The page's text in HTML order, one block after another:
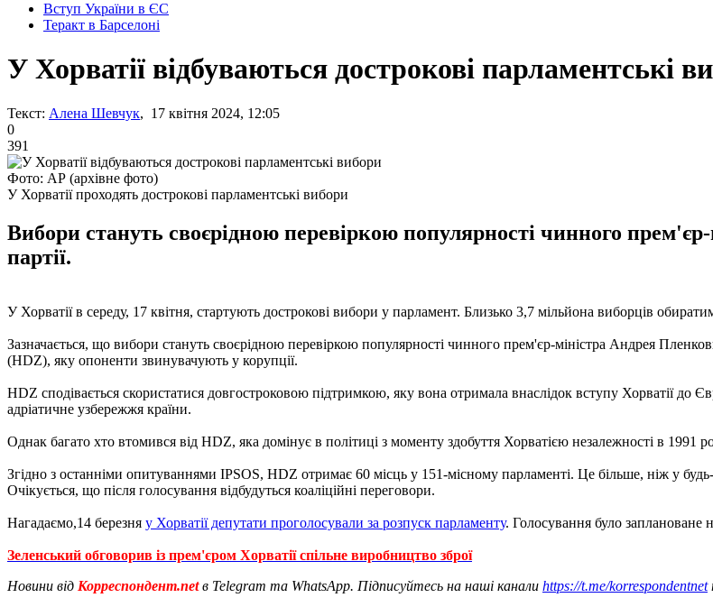
Вступ України в ЄС
Теракт в Барселоні
У Хорватії відбуваються дострокові парламентські
Текст: Алена Шевчук, 17 квітня 2024, 12:05
0
391
Фото: АР (архівне фото)
У Хорватії проходять дострокові парламентські вибори
Вибори стануть своєрідною перевіркою популярності чинного
партії.
У Хорватії в середу, 17 квітня, стартують дострокові вибори у парламент. Близько 3,7 мільйона виборців
Зазначається, що вибори стануть своєрідною перевіркою популярності чинного прем'єр-міністра Андрея
(HDZ), яку опоненти звинувачують у корупції.
HDZ сподівається скористатися довгостроковою підтримкою, яку вона отримала внаслідок вступу Хорватії до
адріатичне узбережжя країни.
Однак багато хто втомився від HDZ, яка домінує в політиці з моменту здобуття Хорватією незалежності в 1991
Згідно з останніми опитуваннями IPSOS, HDZ отримає 60 місць у 151-місному парламенті. Це більше, ніж у
Очікується, що після голосування відбудуться коаліційні переговори.
Нагадаємо,14 березня у Хорватії депутати проголосували за розпуск парламенту. Голосування було заплановане
Зеленський обговорив із прем'єром Хорватії спільне виробництво зброї
Новини від Корреспондент.netв Telegram та WhatsApp. Підписуйтесь на наші канали https://t.me/korrespondentnet